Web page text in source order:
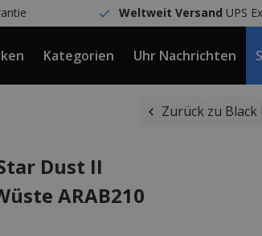
Weltweit Versand UPS
Kategorien Uhr Nachrichten
Zurück zu Black
Dust II
ARAB210